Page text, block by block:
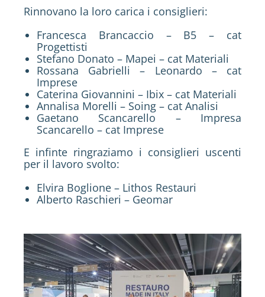
Rinnovano la loro carica i consiglieri:
Francesca Brancaccio – B5 – cat
Progettisti
Stefano Donato – Mapei – cat Materiali
Rossana Gabrielli – Leonardo – cat
Imprese
Caterina Giovannini – Ibix – cat Materiali
Annalisa Morelli – Soing – cat Analisi
Gaetano Scancarello – Impresa
Scancarello – cat Imprese
E infinte ringraziamo i consiglieri uscenti
per il lavoro svolto:
Elvira Boglione – Lithos Restauri
Alberto Raschieri – Geomar